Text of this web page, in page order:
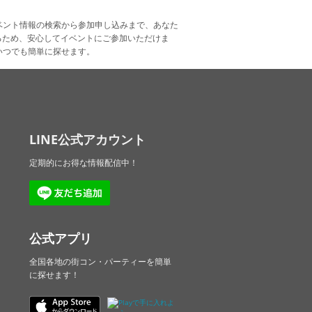
ト情報の検索から参加申し込みまで、あなた
め、安心してイベントにご参加いただけま
でも簡単に探せます。
LINE公式アカウント
定期的にお得な情報配信中！
公式アプリ
全国各地の街コン・パーティーを簡単
に探せます！